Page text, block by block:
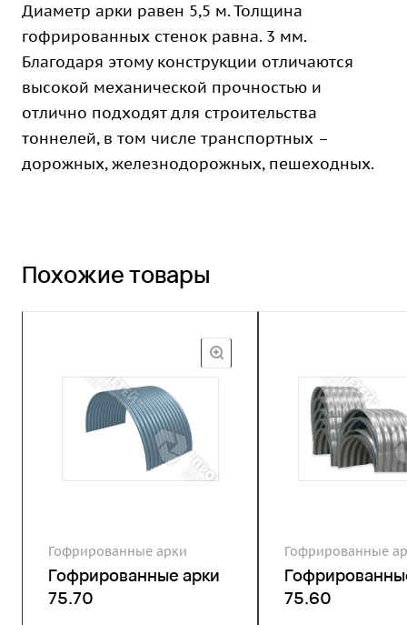
Диаметр арки равен 5,5 м. Толщина
гофрированных стенок равна. 3 мм.
Благодаря этому конструкции отличаются
высокой механической прочностью и
отлично подходят для строительства
тоннелей, в том числе транспортных –
дорожных, железнодорожных, пешеходных.
Похожие товары
Гофрированные арки
Гофрированные арки
75.70
Гофрированные
75.60